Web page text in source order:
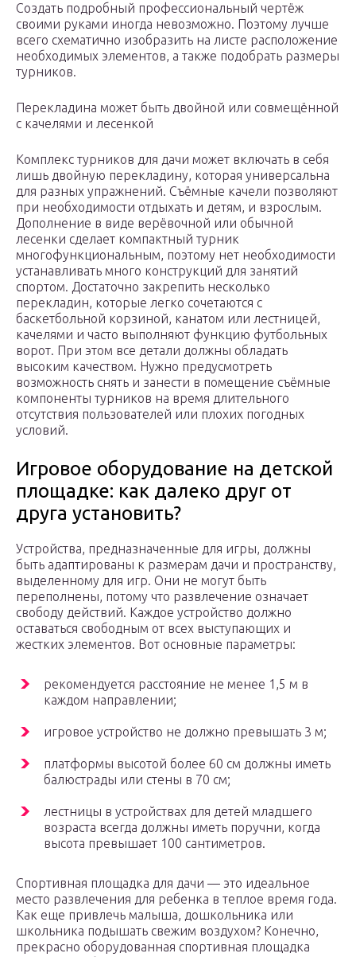
Создать подробный профессиональный чертёж
своими руками иногда невозможно. Поэтому лучше
всего схематично изобразить на листе расположение
необходимых элементов, а также подобрать размеры
турников.
Перекладина может быть двойной или совмещённой
с качелями и лесенкой
Комплекс турников для дачи может включать в себя
лишь двойную перекладину, которая универсальна
для разных упражнений. Съёмные качели позволяют
при необходимости отдыхать и детям, и взрослым.
Дополнение в виде верёвочной или обычной
лесенки сделает компактный турник
многофункциональным, поэтому нет необходимости
устанавливать много конструкций для занятий
спортом. Достаточно закрепить несколько
перекладин, которые легко сочетаются с
баскетбольной корзиной, канатом или лестницей,
качелями и часто выполняют функцию футбольных
ворот. При этом все детали должны обладать
высоким качеством. Нужно предусмотреть
возможность снять и занести в помещение съёмные
компоненты турников на время длительного
отсутствия пользователей или плохих погодных
условий.
Игровое оборудование на детской
площадке: как далеко друг от
друга установить?
Устройства, предназначенные для игры, должны
быть адаптированы к размерам дачи и пространству,
выделенному для игр. Они не могут быть
переполнены, потому что развлечение означает
свободу действий. Каждое устройство должно
оставаться свободным от всех выступающих и
жестких элементов. Вот основные параметры:
рекомендуется расстояние не менее 1,5 м в
каждом направлении;
игровое устройство не должно превышать 3 м;
платформы высотой более 60 см должны иметь
балюстрады или стены в 70 см;
лестницы в устройствах для детей младшего
возраста всегда должны иметь поручни, когда
высота превышает 100 сантиметров.
Спортивная площадка для дачи — это идеальное
место развлечения для ребенка в теплое время года.
Как еще привлечь малыша, дошкольника или
школьника подышать свежим воздухом? Конечно,
прекрасно оборудованная спортивная площадка